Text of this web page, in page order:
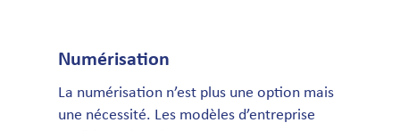
Numérisation
La numérisation n’est plus une option mais
une nécessité. Les modèles d’entreprise